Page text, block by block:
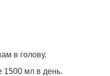
в голову.
1500 мл в день.